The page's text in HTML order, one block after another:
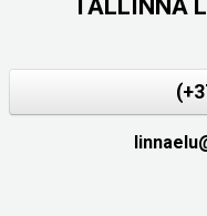
TALLINNA